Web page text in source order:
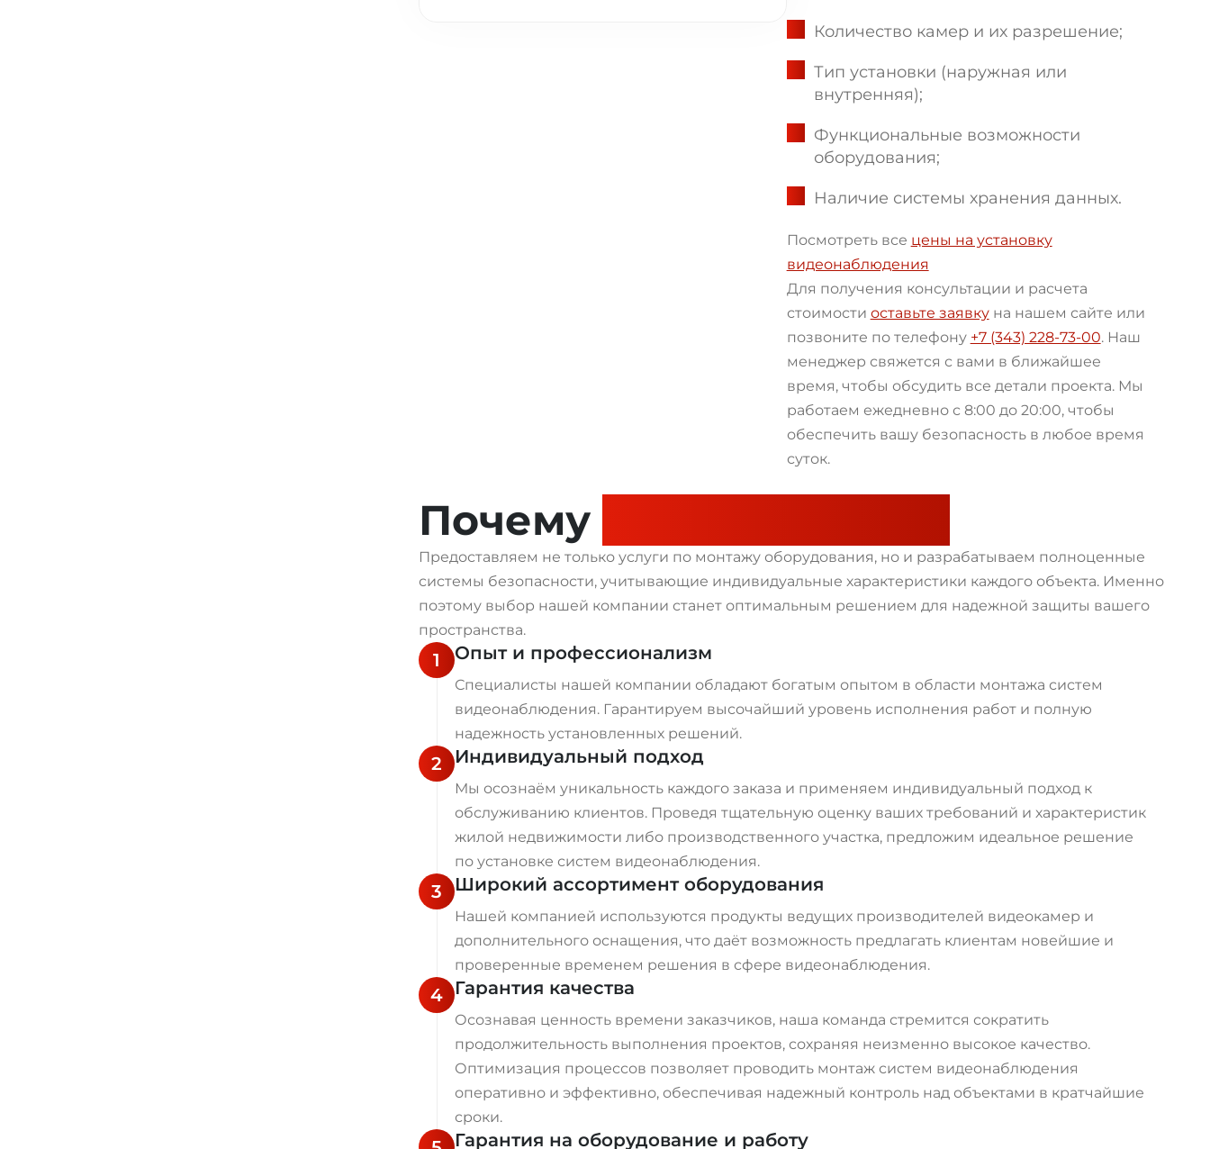
Количество камер и их разрешение;
Тип установки (наружная или
внутренняя);
Функциональные возможности
оборудования;
Наличие системы хранения данных.
Посмотреть все цены на установку
видеонаблюдения
Для получения консультации и расчета
стоимости оставьте заявкуна нашем сайте или
позвоните по телефону +7 (343) 228-73-00. Наш
менеджер свяжется с вами в ближайшее
время, чтобы обсудить все детали проекта. Мы
работаем ежедневно с 8:00 до 20:00, чтобы
обеспечить вашу безопасность в любое время
суток.
Почему
Предоставляем не только услуги по монтажу оборудования, но и разрабатываем полноценные
системы безопасности, учитывающие индивидуальные характеристики каждого объекта. Именно
поэтому выбор нашей компании станет оптимальным решением для надежной защиты вашего
пространства.
1 Опыт и профессионализм
Специалисты нашей компании обладают богатым опытом в области монтажа систем
видеонаблюдения. Гарантируем высочайший уровень исполнения работ и полную
надежность установленных решений.
2 Индивидуальный подход
Мы осознаём уникальность каждого заказа и применяем индивидуальный подход к
обслуживанию клиентов. Проведя тщательную оценку ваших требований и характеристик
жилой недвижимости либо производственного участка, предложим идеальное решение
по установке систем видеонаблюдения.
3 Широкий ассортимент оборудования
Нашей компанией используются продукты ведущих производителей видеокамер и
дополнительного оснащения, что даёт возможность предлагать клиентам новейшие и
проверенные временем решения в сфере видеонаблюдения.
4 Гарантия качества
Осознавая ценность времени заказчиков, наша команда стремится сократить
продолжительность выполнения проектов, сохраняя неизменно высокое качество.
Оптимизация процессов позволяет проводить монтаж систем видеонаблюдения
оперативно и эффективно, обеспечивая надежный контроль над объектами в кратчайшие
сроки.
Гарантия на оборудование и работу